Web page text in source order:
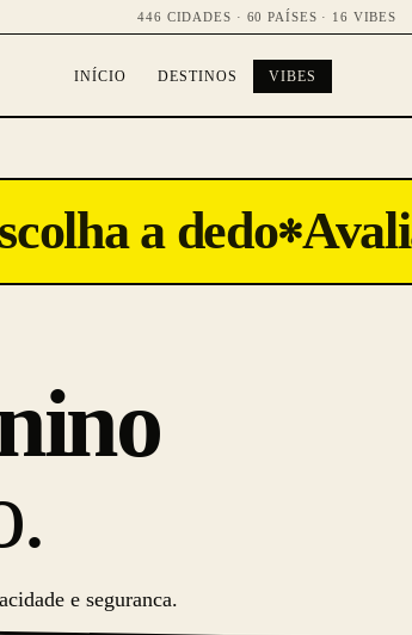
446 CIDADES · 60 PAÍSES · 16 VIBES
INÍCIO DESTINOS VIBES
a dedo✻
e seguranca.